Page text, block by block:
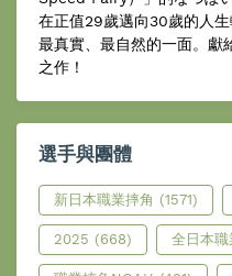
在正值29歲邁向30歲的人
最真實、最自然的一面。獻
之作！
選手與團體
新日本職業摔角 (1571)
2025 (668) 全日本職